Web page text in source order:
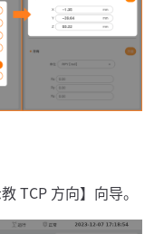
TCP 方向】向导。